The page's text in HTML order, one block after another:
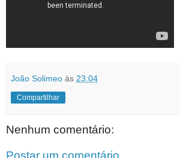
João Solimeo às 23:04
Compartilhar
Nenhum comentário: